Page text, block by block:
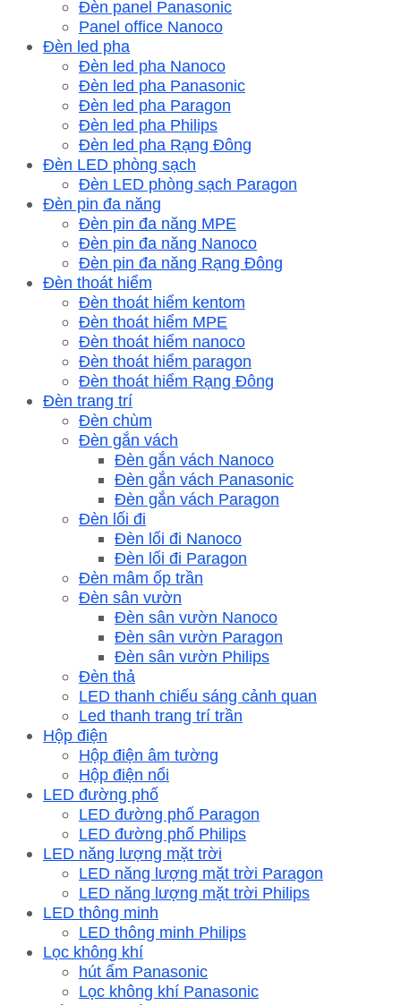
Đèn panel Panasonic
Panel office Nanoco
Đèn led pha
Đèn led pha Nanoco
Đèn led pha Panasonic
Đèn led pha Paragon
Đèn led pha Philips
Đèn led pha Rạng Đông
Đèn LED phòng sạch
Đèn LED phòng sạch Paragon
Đèn pin đa năng
Đèn pin đa năng MPE
Đèn pin đa năng Nanoco
Đèn pin đa năng Rạng Đông
Đèn thoát hiểm
Đèn thoát hiểm kentom
Đèn thoát hiểm MPE
Đèn thoát hiểm nanoco
Đèn thoát hiểm paragon
Đèn thoát hiểm Rạng Đông
Đèn trang trí
Đèn chùm
Đèn gắn vách
Đèn gắn vách Nanoco
Đèn gắn vách Panasonic
Đèn gắn vách Paragon
Đèn lối đi
Đèn lối đi Nanoco
Đèn lối đi Paragon
Đèn mâm ốp trần
Đèn sân vườn
Đèn sân vườn Nanoco
Đèn sân vườn Paragon
Đèn sân vườn Philips
Đèn thả
LED thanh chiếu sáng cảnh quan
Led thanh trang trí trần
Hộp điện
Hộp điện âm tường
Hộp điện nổi
LED đường phố
LED đường phố Paragon
LED đường phố Philips
LED năng lượng mặt trời
LED năng lượng mặt trời Paragon
LED năng lượng mặt trời Philips
LED thông minh
LED thông minh Philips
Lọc không khí
hút ẩm Panasonic
Lọc không khí Panasonic